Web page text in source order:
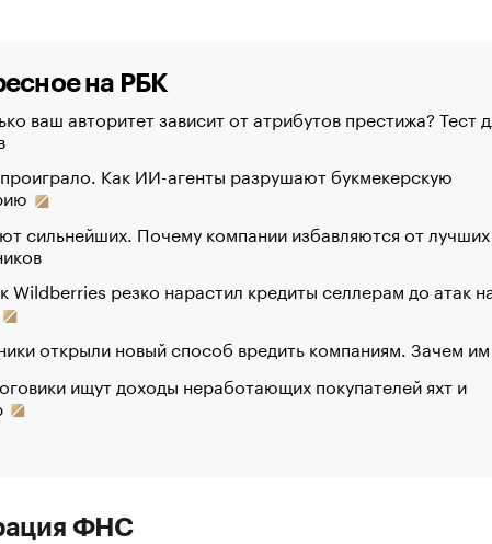
на РБК
ваш авторитет зависит от атрибутов престижа? Тест
Как ИИ-агенты разрушают букмекерскую
сильнейших. Почему компании избавляются от лучших
Wildberries резко нарастил кредиты селлерам до атак
открыли новый способ вредить компаниям. Зачем
ищут доходы неработающих покупателей яхт и
ФНС